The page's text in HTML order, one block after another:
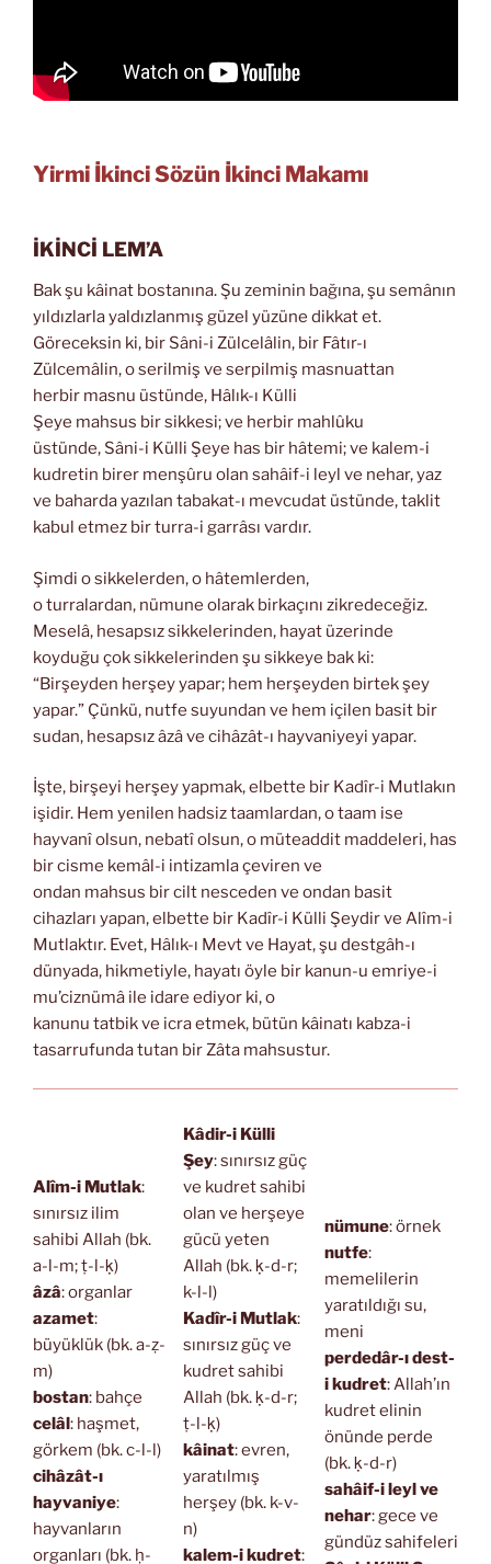
Yirmi İkinci Sözün İkinci Makamı
İKİNCİ LEM’A
Bak şu kâinat bostanına. Şu zeminin bağına, şu semânın
yıldızlarla yaldızlanmış güzel yüzüne dikkat et.
Göreceksin ki, bir Sâni-i Zülcelâlin, bir Fâtır-ı
Zülcemâlin, o serilmiş ve serpilmiş masnuattan
herbir masnu üstünde, Hâlık-ı Külli
Şeye mahsus bir sikkesi; ve herbir mahlûku
üstünde, Sâni-i Külli Şeye has bir hâtemi; ve kalem-i
kudretin birer menşûru olan sahâif-i leyl ve nehar, yaz
ve baharda yazılan tabakat-ı mevcudat üstünde, taklit
kabul etmez bir turra-i garrâsı vardır.
Şimdi o sikkelerden, o hâtemlerden,
o turralardan, nümune olarak birkaçını zikredeceğiz.
Meselâ, hesapsız sikkelerinden, hayat üzerinde
koyduğu çok sikkelerinden şu sikkeye bak ki:
“Birşeyden herşey yapar; hem herşeyden birtek şey
yapar.” Çünkü, nutfe suyundan ve hem içilen basit bir
sudan, hesapsız âzâ ve cihâzât-ı hayvaniyeyi yapar.
İşte, birşeyi herşey yapmak, elbette bir Kadîr-i Mutlakın
işidir. Hem yenilen hadsiz taamlardan, o taam ise
hayvanî olsun, nebatî olsun, o müteaddit maddeleri, has
bir cisme kemâl-i intizamla çeviren ve
ondan mahsus bir cilt nesceden ve ondan basit
cihazları yapan, elbette bir Kadîr-i Külli Şeydir ve Alîm-i
Mutlaktır. Evet, Hâlık-ı Mevt ve Hayat, şu destgâh-ı
dünyada, hikmetiyle, hayatı öyle bir kanun-u emriye-i
mu’ciznümâ ile idare ediyor ki, o
kanunu tatbik ve icra etmek, bütün kâinatı kabza-i
tasarrufunda tutan bir Zâta mahsustur.
Alîm-i Mutlak:
sınırsız ilim
sahibi Allah (bk.
a-l-m; ṭ-l-ḳ)
âzâ: organlar
azamet:
büyüklük (bk. a-ẓ-
m)
bostan: bahçe
celâl : haşmet,
görkem (bk. c-l-l)
cihâzât-ı
hayvaniye:
hayvanların
organları (bk. ḥ-
Kâdir-i Külli
Şey: sınırsız güç
ve kudret sahibi
olan ve herşeye
gücü yeten
Allah (bk. ḳ-d-r;
k-l-l)
Kadîr-i Mutlak:
sınırsız güç ve
kudret sahibi
Allah (bk. ḳ-d-r;
ṭ-l-ḳ)
kâinat: evren,
yaratılmış
herşey (bk. k-v-
n)
kalem-i kudret:
nümune: örnek
nutfe:
memelilerin
yaratıldığı su,
meni
perdedâr-ı dest-
i kudret: Allah’ın
kudret elinin
önünde perde
(bk. ḳ-d-r)
sahâif-i leyl ve
nehar: gece ve
gündüz sahifeleri